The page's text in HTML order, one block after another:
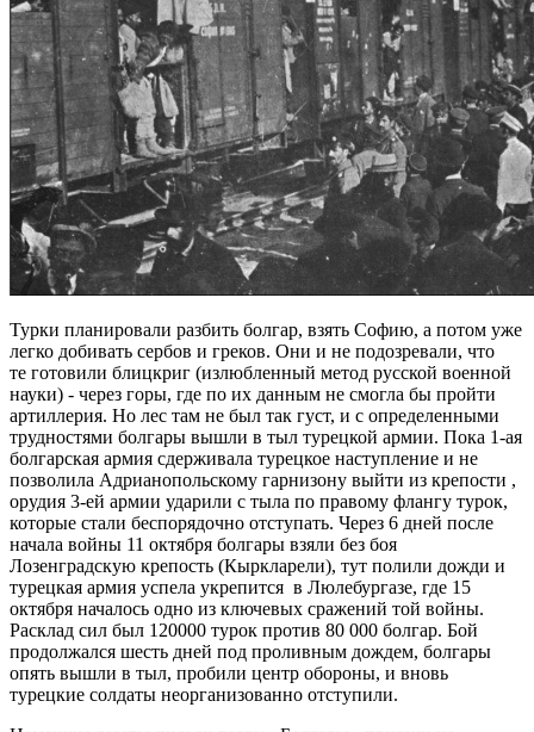
Турки планировали разбить болгар, взять Софию, а потом уже
легко добивать сербов и греков. Они и не подозревали, что
те готовили блицкриг (излюбленный метод русской военной
науки) - через горы, где по их данным не смогла бы пройти
артиллерия. Но лес там не был так густ, и с определенными
трудностями болгары вышли в тыл турецкой армии. Пока 1-ая
болгарская армия сдерживала турецкое наступление и не
позволила Адрианопольскому гарнизону выйти из крепости ,
орудия 3-ей армии ударили с тыла по правому флангу турок,
которые стали беспорядочно отступать. Через 6 дней после
начала войны 11 октября болгары взяли без боя
Лозенградскую крепость (Кыркларели), тут полили дожди и
турецкая армия успела укрепится в Люлебургазе, где 15
октября началось одно из ключевых сражений той войны.
Расклад сил был 120000 турок против 80 000 болгар. Бой
продолжался шесть дней под проливным дождем, болгары
опять вышли в тыл, пробили центр обороны, и вновь
турецкие солдаты неорганизованно отступили.